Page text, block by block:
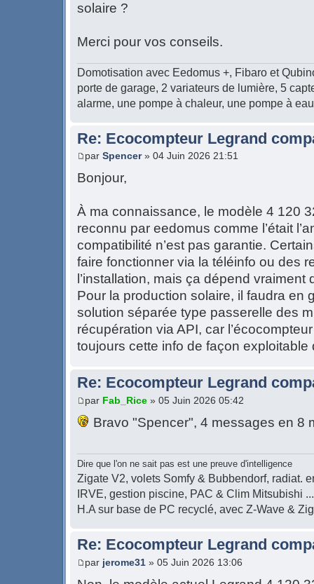
solaire ?
Merci pour vos conseils.
Domotisation avec Eedomus +, Fibaro et
porte de garage, 2 variateurs de lumière, 5
alarme, une pompe à chaleur, une pompe à eau
Re: Ecocompteur Legrand
par Spencer» 04 Juin 2026 21:51
Bonjour,
À ma connaissance, le modèle 4 120
reconnu par eedomus comme l’était
compatibilité n’est pas garantie.
faire fonctionner via la téléinfo ou des
l’installation, mais ça dépend
Pour la production solaire, il faudra en
solution séparée type passerelle des
récupération via API, car
toujours cette info de façon exploitable
Re: Ecocompteur Legrand
par Fab_Rice » 05 Juin 2026 05:42
Bravo "Spencer", 4 messages en 8
Dire que l'on ne sait pas est une preuve d'intelligence
Zigate V2, volets Somfy & Bubbendorf, radiat.
IRVE, gestion piscine, PAC & Clim Mitsubishi ...
H.A sur base de PC recyclé, avec Z-Wave &
Re: Ecocompteur Legrand
par jerome31 » 05 Juin 2026 13:06